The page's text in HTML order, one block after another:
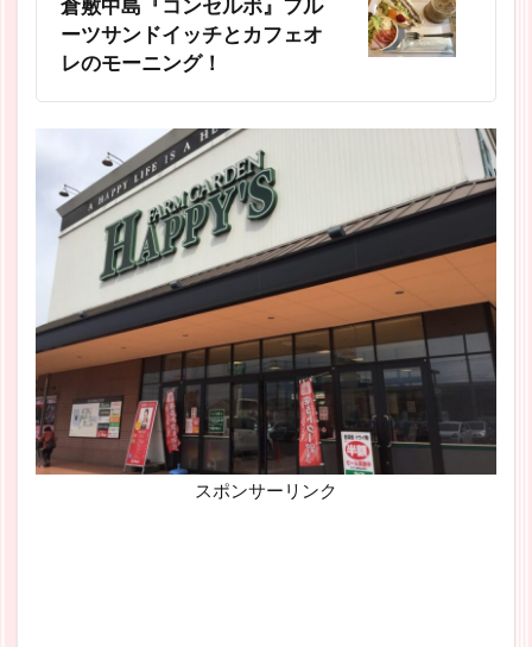
倉敷中島『コンセルボ』フル
ーツサンドイッチとカフェオ
レのモーニング！
スポンサーリンク